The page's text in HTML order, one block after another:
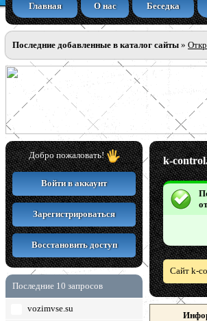
Главная О нас Беседка
Последние добавленные в каталог сайты »
Добро пожаловать!
Войти в аккаунт
Зарегистрироваться
Восстановить доступ
Последние 10 запросов
vozimvse.su
k-
Сайт k-